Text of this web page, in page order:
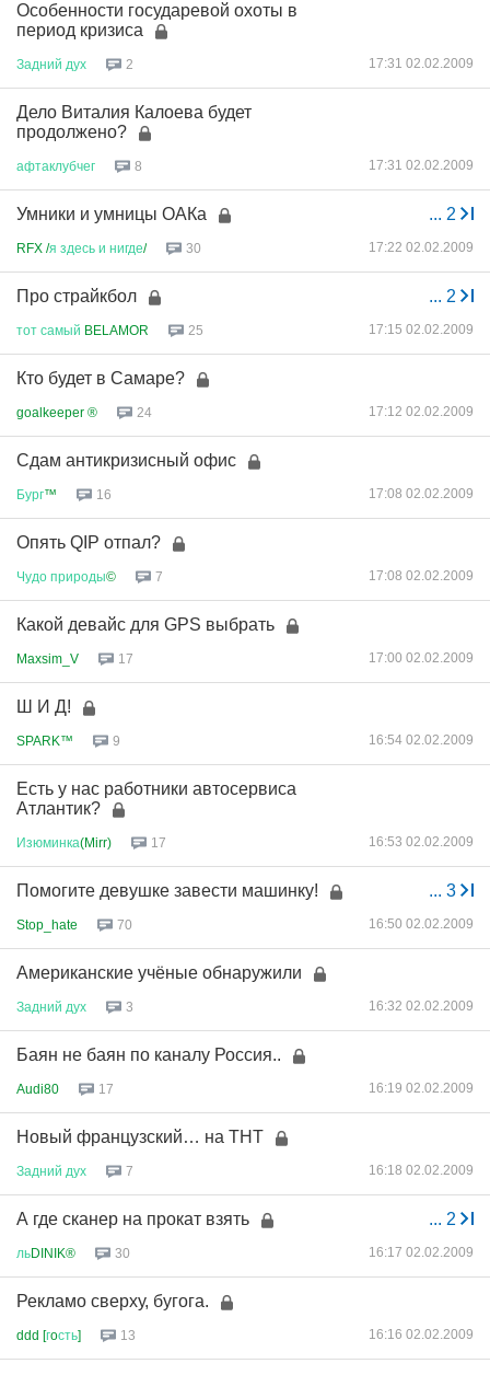
Особенности государевой охоты в
период кризиса
Задний дух 2 17:31 02.02.2009
Дело Виталия Калоева будет
продолжено?
афтаклубчег 8 17:31 02.02.2009
... 2
Умники и умницы ОАКа
RFX /я здесь и нигде/ 30 17:22 02.02.2009
... 2
Про страйкбол
тот самый BELAMOR 25 17:15 02.02.2009
Кто будет в Самаре?
goalkeeper ® 24 17:12 02.02.2009
Сдам антикризисный офис
Бург™ 16 17:08 02.02.2009
Опять QIP отпал?
Чудо природы© 7 17:08 02.02.2009
Какой девайс для GPS выбрать
Maxsim_V 17 17:00 02.02.2009
Ш И Д!
SPARK™ 9 16:54 02.02.2009
Есть у нас работники автосервиса
Атлантик?
Изюминка(Mirr) 17 16:53 02.02.2009
... 3
Помогите девушке завести машинку!
Stop_hate 70 16:50 02.02.2009
Американские учёные обнаружили
Задний дух 3 16:32 02.02.2009
Баян не баян по каналу Россия..
Audi80 17 16:19 02.02.2009
Новый французский… на ТНТ
Задний дух 7 16:18 02.02.2009
... 2
А где сканер на прокат взять
льDINIK® 30 16:17 02.02.2009
Рекламо сверху, бугога.
ddd [гoсть] 13 16:16 02.02.2009